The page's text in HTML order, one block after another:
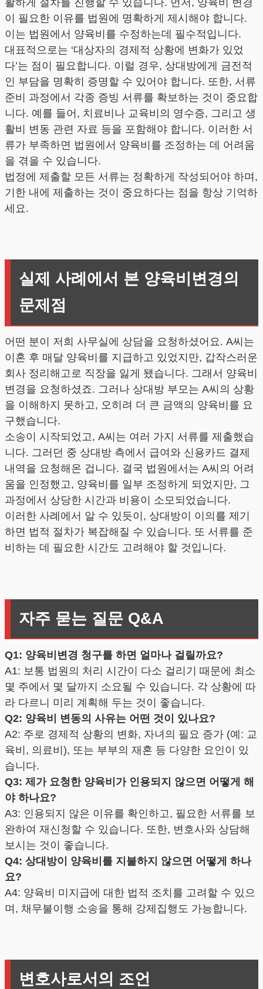
이 필요한 이유를 법원에 명확하게 제시해야 합니다.
이는 법원에서 양육비를 수정하는데 필수적입니다.
대표적으로는 ‘대상자의 경제적 상황에 변화가 있었
다’는 점이 필요합니다. 이럴 경우, 상대방에게 금전적
인 부담을 명확히 증명할 수 있어야 합니다. 또한, 서류
준비 과정에서 각종 증빙 서류를 확보하는 것이 중요합
니다. 예를 들어, 치료비나 교육비의 영수증, 그리고 생
활비 변동 관련 자료 등을 포함해야 합니다. 이러한 서
류가 부족하면 법원에서 양육비를 조정하는 데 어려움
을 겪을 수 있습니다.
법정에 제출할 모든 서류는 정확하게 작성되어야 하며,
기한 내에 제출하는 것이 중요하다는 점을 항상 기억하
세요.
실제 사례에서 본 양육비변경의
문제점
어떤 분이 저희 사무실에 상담을 요청하셨어요. A씨는
이혼 후 매달 양육비를 지급하고 있었지만, 갑작스러운
회사 정리해고로 직장을 잃게 됐습니다. 그래서 양육비
변경을 요청하셨죠. 그러나 상대방 부모는 A씨의 상황
을 이해하지 못하고, 오히려 더 큰 금액의 양육비를 요
구했습니다.
소송이 시작되었고, A씨는 여러 가지 서류를 제출했습
니다. 그러던 중 상대방 측에서 급여와 신용카드 결제
내역을 요청해온 겁니다. 결국 법원에서는 A씨의 어려
움을 인정했고, 양육비를 일부 조정하게 되었지만, 그
과정에서 상당한 시간과 비용이 소모되었습니다.
이러한 사례에서 알 수 있듯이, 상대방이 이의를 제기
하면 법적 절차가 복잡해질 수 있습니다. 또 서류를 준
비하는 데 필요한 시간도 고려해야 할 것입니다.
자주 묻는 질문 Q&A
Q1: 양육비변경 청구를 하면 얼마나 걸릴까요?
A1: 보통 법원의 처리 시간이 다소 걸리기 때문에 최소
몇 주에서 몇 달까지 소요될 수 있습니다. 각 상황에 따
라 다르니 미리 계획해 두는 것이 좋습니다.
Q2: 양육비 변동의 사유는 어떤 것이 있나요?
A2: 주로 경제적 상황의 변화, 자녀의 필요 증가 (예: 교
육비, 의료비), 또는 부부의 재혼 등 다양한 요인이 있
습니다.
Q3: 제가 요청한 양육비가 인용되지 않으면 어떻게 해
야 하나요?
A3: 인용되지 않은 이유를 확인하고, 필요한 서류를 보
완하여 재신청할 수 있습니다. 또한, 변호사와 상담해
보시는 것이 좋습니다.
Q4: 상대방이 양육비를 지불하지 않으면 어떻게 하나
요?
A4: 양육비 미지급에 대한 법적 조치를 고려할 수 있으
며, 채무불이행 소송을 통해 강제집행도 가능합니다.
변호사로서의 조언